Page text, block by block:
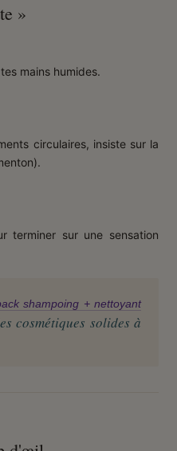
»
mains humides.
circulaires, insiste sur la
terminer sur une sensation
shampoing + nettoyant
cosmétiques solides à